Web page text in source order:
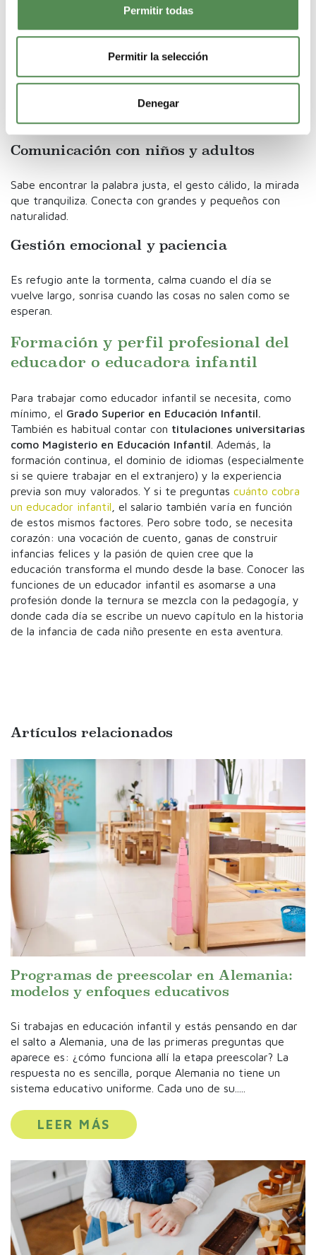
Permitir todas
Permitir la selección
Denegar
silencios. Entiende lo que no se dice con palabras.
Creatividad, innovación y juego
una piedra en un tesoro. La fantasía está siempre
presente.
Comunicación con niños y adultos
Sabe encontrar la palabra justa, el gesto cálido, la mirada
que tranquiliza. Conecta con grandes y pequeños con
naturalidad.
Gestión emocional y paciencia
Es refugio ante la tormenta, calma cuando el día se
vuelve largo, sonrisa cuando las cosas no salen como se
esperan.
Formación y perfil profesional del
educador o educadora infantil
Para trabajar como educador infantil se necesita, como
mínimo, el Grado Superior en Educación Infantil.
También es habitual contar con titulaciones universitarias
como Magisterio en Educación Infantil . Además, la
formación continua, el dominio de idiomas (especialmente
si se quiere trabajar en el extranjero) y la experiencia
previa son muy valorados. Y si te preguntas cuánto cobra
un educador infantil , el salario también varía en función
de estos mismos factores. Pero sobre todo, se necesita
corazón: una vocación de cuento, ganas de construir
infancias felices y la pasión de quien cree que la
educación transforma el mundo desde la base. Conocer las
funciones de un educador infantil es asomarse a una
profesión donde la ternura se mezcla con la pedagogía, y
donde cada día se escribe un nuevo capítulo en la historia
de la infancia de cada niño presente en esta aventura.
Artículos relacionados
Programas de preescolar en Alemania:
modelos y enfoques educativos
Si trabajas en educación infantil y estás pensando en dar
el salto a Alemania, una de las primeras preguntas que
aparece es: ¿cómo funciona allí la etapa preescolar? La
respuesta no es sencilla, porque Alemania no tiene un
sistema educativo uniforme. Cada uno de su.....
LEER MÁS